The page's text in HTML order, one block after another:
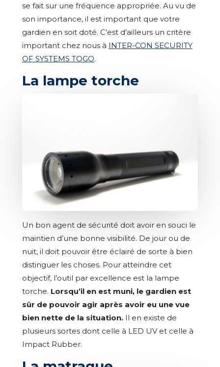
se fait sur une fréquence appropriée. Au vu de
son importance, il est important que votre
gardien en soit doté. C’est d’ailleurs un critère
important chez nous à INTER-CON SECURITY
OF SYSTEMS TOGO.
La lampe torche
Un bon agent de sécurité doit avoir en souci le
maintien d’une bonne visibilité. De jour ou de
nuit, il doit pouvoir être éclairé de sorte à bien
distinguer les choses. Pour atteindre cet
objectif, l’outil par excellence est la lampe
torche. Lorsqu’il en est muni, le gardien est
sûr de pouvoir agir après avoir eu une vue
bien nette de la situation.Il en existe de
plusieurs sortes dont celle à LED UV et celle à
Impact Rubber.